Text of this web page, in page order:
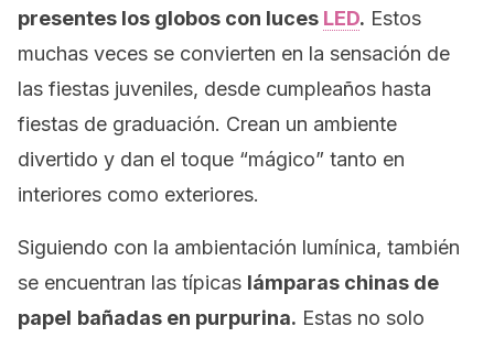
presentes los globos con luces LED. Estos
muchas veces se convierten en la sensación de
las fiestas juveniles, desde cumpleaños hasta
fiestas de graduación. Crean un ambiente
divertido y dan el toque “mágico” tanto en
interiores como exteriores.
Siguiendo con la ambientación lumínica, también
se encuentran las típicas lámparas chinas de
papel bañadas en purpurina. Estas no solo